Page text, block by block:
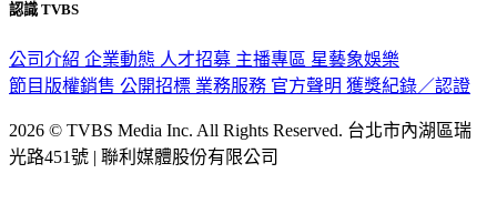
認識 TVBS
公司介紹 企業動態 人才招募 主播專區 星藝象娛樂
節目版權銷售 公開招標 業務服務 官方聲明 獲獎紀錄／認證
2026 © TVBS Media Inc. All Rights Reserved. 台北市內湖區瑞
光路451號 | 聯利媒體股份有限公司